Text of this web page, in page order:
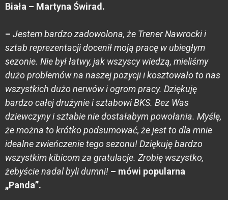
Biała – Martyna Świrad.
– Jestem bardzo zadowolona, że Trener Nawrocki i
sztab reprezentacji docenił moją pracę w ubiegłym
sezonie. Nie był łatwy, jak wszyscy wiedzą, mieliśmy
dużo problemów na naszej pozycji i kosztowało to nas
wszystkich dużo nerwów i ogrom pracy. Dziękuję
bardzo całej drużynie i sztabowi BKS. Bez Was
dziewczyny i sztabie nie dostałabym powołania. Myślę,
że można to krótko podsumować, że jest to dla mnie
idealne zwieńczenie tego sezonu! Dziękuję bardzo
wszystkim kibicom za gratulacje. Zrobię wszystko,
żebyście nadal byli dumni! – mówi popularna
„Panda”.